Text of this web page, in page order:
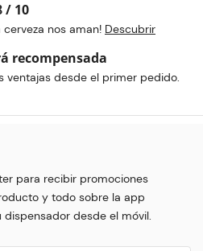
/ 10
cerveza nos aman! Descubrir
recompensada
ventajas desde el primer pedido.
para recibir promociones
y todo sobre la app
desde el móvil.